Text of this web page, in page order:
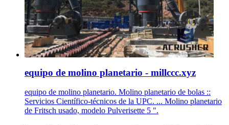
equipo de molino planetario - millccc.xyz
equipo de molino planetario. Molino planetario de bolas ::
Servicios Científico-técnicos de la UPC. ... Molino planetario
de Fritsch usado, modelo Pulverisette 5 ".